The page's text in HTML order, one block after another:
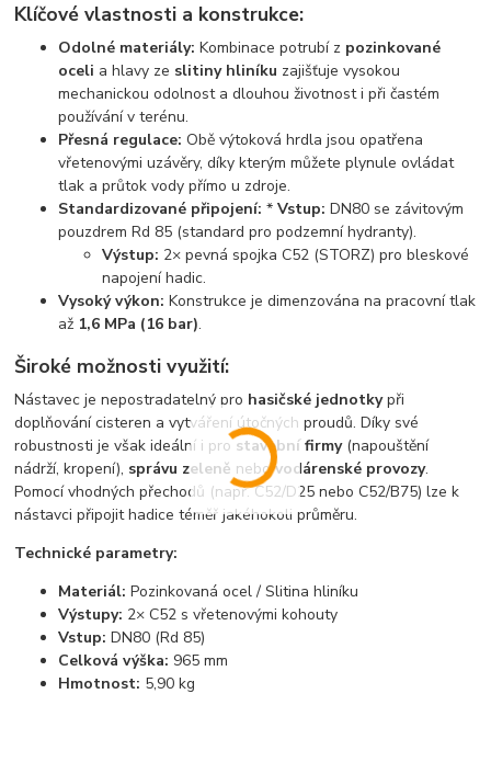
Klíčové vlastnosti a konstrukce:
Odolné materiály: Kombinace potrubí z pozinkované
oceli a hlavy ze slitiny hliníku zajišťuje vysokou
mechanickou odolnost a dlouhou životnost i při častém
používání v terénu.
Přesná regulace: Obě výtoková hrdla jsou opatřena
vřetenovými uzávěry, díky kterým můžete plynule ovládat
tlak a průtok vody přímo u zdroje.
Standardizované připojení: *Vstup: DN80 se závitovým
pouzdrem Rd 85 (standard pro podzemní hydranty).
Výstup: 2× pevná spojka C52 (STORZ) pro bleskové
napojení hadic.
Vysoký výkon: Konstrukce je dimenzována na pracovní tlak
až 1,6 MPa (16 bar).
Široké možnosti využití:
Nástavec je nepostradatelný pro hasičské jednotkypři
doplňování cisteren a vytváření útočných proudů. Díky své
robustnosti je však ideální i prostavební firmy(napouštění
nádrží, kropení), správu zeleně nebovodárenské provozy.
Pomocí vhodných přechodů (např. C52/D25 nebo C52/B75) lze k
nástavci připojit hadice téměř jakéhokoli průměru.
Technické parametry:
Materiál: Pozinkovaná ocel / Slitina hliníku
Výstupy: 2× C52 s vřetenovými kohouty
Vstup: DN80 (Rd 85)
Celková výška: 965 mm
Hmotnost: 5,90 kg